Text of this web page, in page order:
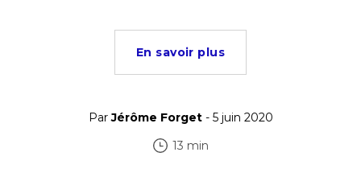
En savoir plus
ParJérôme Forget- 5 juin 2020
13 min